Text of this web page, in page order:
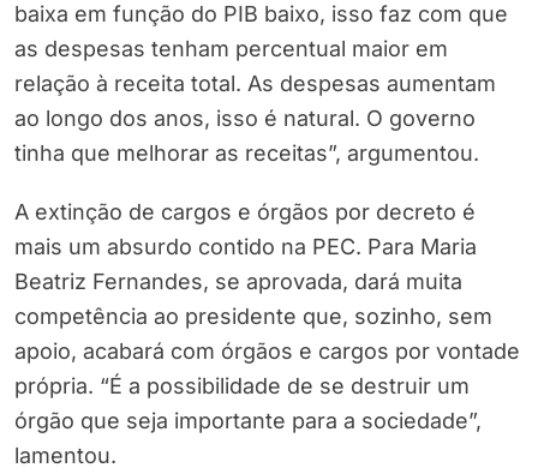
baixa em função do PIB baixo, isso faz com que
as despesas tenham percentual maior em
relação à receita total. As despesas aumentam
ao longo dos anos, isso é natural. O governo
tinha que melhorar as receitas”, argumentou.
A extinção de cargos e órgãos por decreto é
mais um absurdo contido na PEC. Para Maria
Beatriz Fernandes, se aprovada, dará muita
competência ao presidente que, sozinho, sem
apoio, acabará com órgãos e cargos por vontade
própria. “É a possibilidade de se destruir um
órgão que seja importante para a sociedade”,
lamentou.